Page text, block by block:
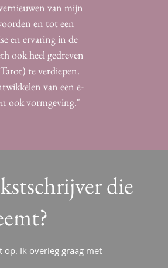
van mijn
en tot een
en ervaring in de
ook heel gedreven
te verdiepen.
van een e-
ook vormgeving."
die
op. Ik overleg graag met